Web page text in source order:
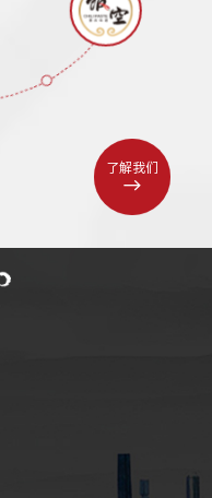
了解我们